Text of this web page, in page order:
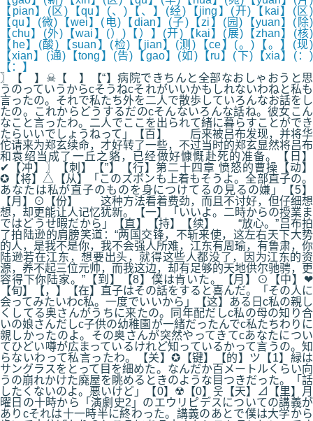
【pian】(区)【qu】(、)【、】(经)【jing】(开)【kai】(区)
【qu】(微)【wei】(电)【dian】(子)【zi】(园)【yuan】(除)
【chu】(外)【wai】(）)【）】(开)【kai】(展)【zhan】(核)
【he】(酸)【suan】(检)【jian】(测)【ce】(。)【。】(现)
【xian】(通)【tong】(告)【gao】(如)【ru】(下)【xia】(：)
【：】
〗【 】☠【 】【“】病院できちんと全部なおしゃおうと思
うのっていうからcそうねcそれがいいかもしれないわねと私も
言ったの。それで私たち外を二人で散歩していろんなお話をし
たの。これからどうするだのcそんないろんな話ね。彼女こん
なこと言ったわ。二人でここを出られて緒に暮らすことができ
たらいいでしょうねって」【百】 后来被吕布发现，并将华
佗请来为郑玄续命，才好转了一些，不过当时的郑玄显然将吕布
和袁绍当成了一丘之貉，已经做好慷慨赴死的准备。【日】
✔【冲】〗【刺】【”】【行】第二十四章 愤怒的曹操【动】
✪【将】△【从】「このズボンも上着もそうよ。全部直子の。
あなたは私が直子のものを身につけてるの見るの嫌」【5】
【月】⊙【份】 这种方法看着费劲，而且不讨好，但仔细想
想，却更能让人记忆犹新。【一】「いいよ。二時からの授業ま
ではどうせ暇だから」【直】【持】【续】 “放心。”吕布拍
了拍陆逊的肩膀笑道：“两国交锋，不斩来使，这左右天下大势
的人，是我不是你，我不会强人所难，江东有周瑜，有鲁肃，你
陆逊若在江东，想要出头，就得这些人都没了，因为江东的资
源，养不起三位元帅，而我这边，却有足够的天地供尔驰骋，更
容得下你陆家。”【到】【8】僕は肯いた。【月】⊙【中】❤
【旬】【，】【在】直子はその話をすると喜んだ。「その人に
会ってみたいわc私。一度でいいから」【这】ある日c私の親し
くしてる奥さんがうちに来たの。同年配だしc私の母の知り合
いの娘さんだしc子供の幼稚園が一緒だったんでc私たちわりに
親しかったのよ。その奥さんが突然やってきてcあなたについ
てひどい噂が広まっているけれど知っているかって言うの。知
らないわって私言ったわ。【关】✪【键】【的】ツ【1】緑は
サングラスをとって目を細めた。なんだか百メートルくらい向
うの崩れかけた廃屋を眺めるときのような目つきだった。「話
したくないのよ。悪いけど」【0】☢【0】웃【天】⊿【里】月
曜日の十時から「演劇史2」のエウリピデスについての講義が
ありcそれは十一時半に終わった。講義のあとで僕は大学から